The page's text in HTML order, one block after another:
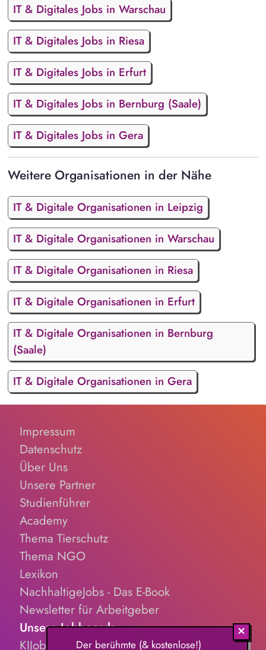
IT & Digitales Jobs in Warschau
IT & Digitales Jobs in Riesa
IT & Digitales Jobs in Erfurt
IT & Digitales Jobs in Bernburg (Saale)
IT & Digitales Jobs in Gera
Weitere Organisationen in der Nähe
IT & Digitale Organisationen in Leipzig
IT & Digitale Organisationen in Warschau
IT & Digitale Organisationen in Riesa
IT & Digitale Organisationen in Erfurt
IT & Digitale Organisationen in Bernburg
(Saale)
IT & Digitale Organisationen in Gera
Impressum
Datenschutz
Über Uns
Unsere Partner
Studienführer
Academy
Thema Tierschutz
Thema NGO
Lexikon
NachhaltigeJobs - Das E-Book
Newsletter für Arbeitgeber
Unsere Jobboards
KIJobs.de
Der berühmte (& kostenlose!)